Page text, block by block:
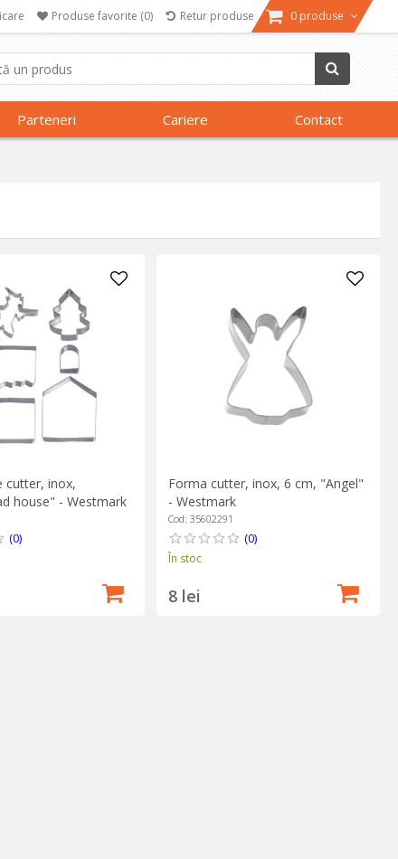
Produse favorite (0) Retur produse 0 produse
Parteneri Cariere Contact
cutter, inox,
house" - Westmark
(0)
Forma cutter, inox, 6 cm, "Angel"
- Westmark
Cod: 35602291
(0)
În stoc
8 lei